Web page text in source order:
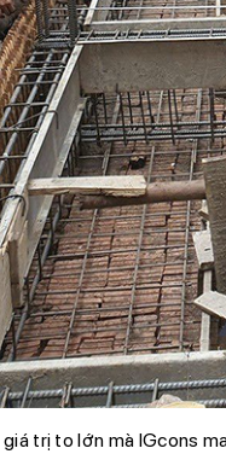
trị to lớn mà IGcons